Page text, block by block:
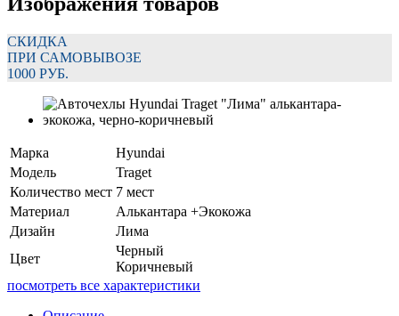
СКИДКА
ПРИ САМОВЫВОЗЕ
1000 РУБ.
Марка
Hyundai
Модель
Traget
Количество мест 7 мест
Материал
Алькантара +Экокожа
Дизайн
Лима
Цвет
Черный
Коричневый
посмотреть все характеристики